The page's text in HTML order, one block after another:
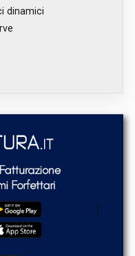
dinamici